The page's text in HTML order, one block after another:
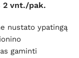
2 vnt./pak.
nustato ypatingą
gaminti